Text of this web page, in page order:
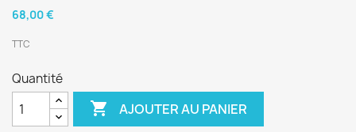
68,00 €
TTC
Quantité
 AJOUTER AU PANIER